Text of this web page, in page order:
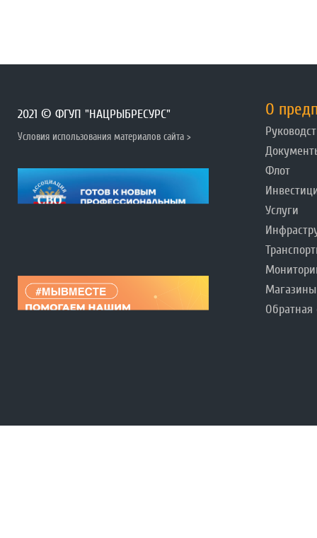
2021 © ФГУП "НАЦРЫБРЕСУРС"
Условия использования материалов сайта >
О
Флот
Услуги
Магазины
Обратная